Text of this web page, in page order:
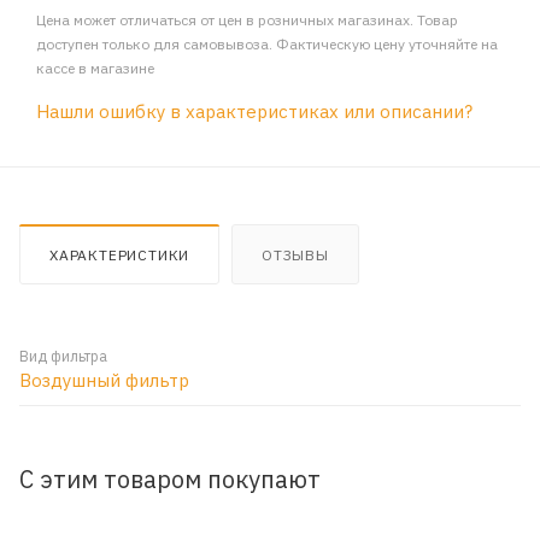
Цена может отличаться от цен в розничных магазинах. Товар
доступен только для самовывоза. Фактическую цену уточняйте на
кассе в магазине
Нашли ошибку в характеристиках или описании?
ХАРАКТЕРИСТИКИ ОТЗЫВЫ
Вид фильтра
Воздушный фильтр
С этим товаром покупают